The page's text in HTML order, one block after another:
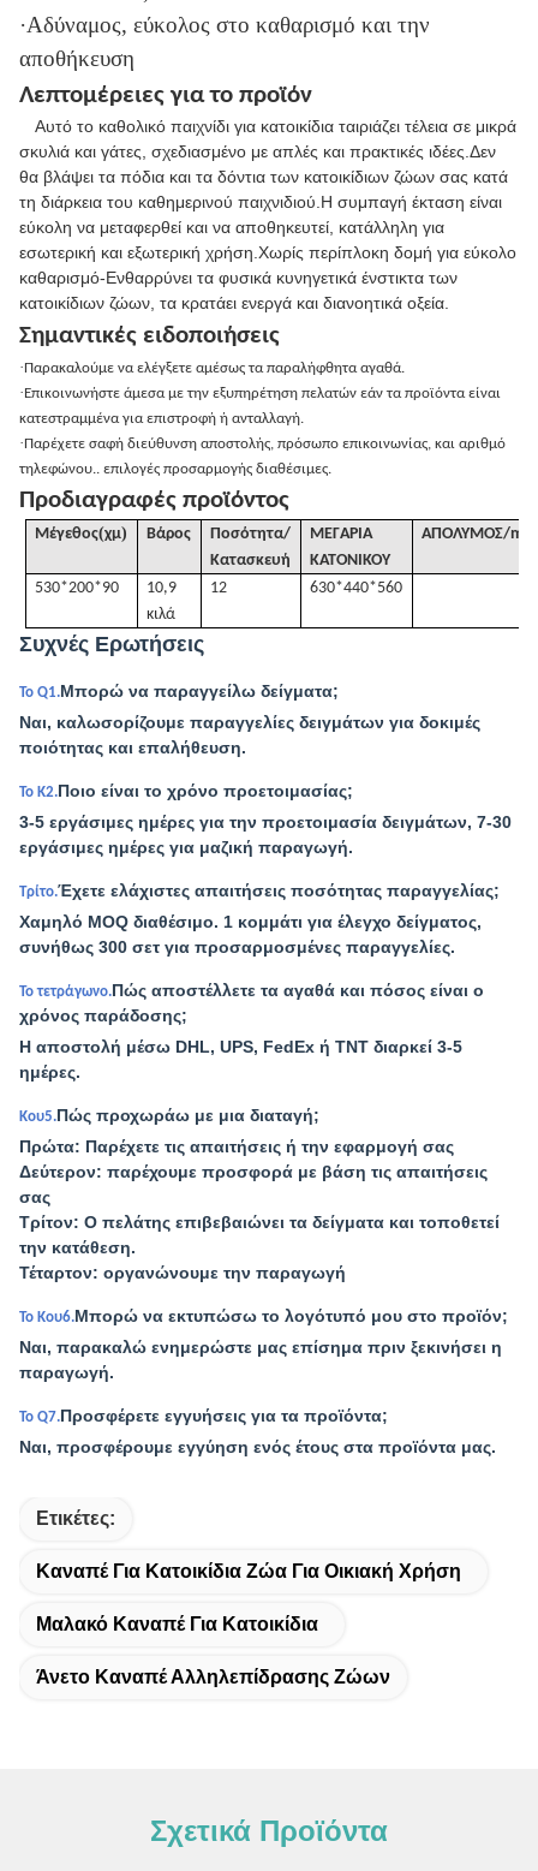
·Αδύναμος, εύκολος στο καθαρισμό και την
αποθήκευση
Λεπτομέρειες για το προϊόν
Αυτό το καθολικό παιχνίδι για κατοικίδια ταιριάζει τέλεια σε μικρά
σκυλιά και γάτες, σχεδιασμένο με απλές και πρακτικές ιδέες.Δεν
θα βλάψει τα πόδια και τα δόντια των κατοικίδιων ζώων σας κατά
τη διάρκεια του καθημερινού παιχνιδιού.Η συμπαγή έκταση είναι
εύκολη να μεταφερθεί και να αποθηκευτεί, κατάλληλη για
εσωτερική και εξωτερική χρήση.Χωρίς περίπλοκη δομή για εύκολο
καθαρισμό-Ενθαρρύνει τα φυσικά κυνηγετικά ένστικτα των
κατοικίδιων ζώων, τα κρατάει ενεργά και διανοητικά οξεία.
Σημαντικές ειδοποιήσεις
·Παρακαλούμε να ελέγξετε αμέσως τα παραλήφθητα αγαθά.
·Επικοινωνήστε άμεσα με την εξυπηρέτηση πελατών εάν τα προϊόντα είναι
κατεστραμμένα για επιστροφή ή ανταλλαγή.
·Παρέχετε σαφή διεύθυνση αποστολής, πρόσωπο επικοινωνίας, και αριθμό
τηλεφώνου.. επιλογές προσαρμογής διαθέσιμες.
Προδιαγραφές προϊόντος
Μέγεθος(χμ) Βάρος
Ποσότητα/
Κατασκευή
ΜΕΓΑΡΙΑ
ΚΑΤΟΝΙΚΟΥ
ΑΠΟΛΥΜΟΣ/m3
530*200*90
10,9
κιλά
12 630*440*560
Συχνές Ερωτήσεις
Το Q1.Μπορώ να παραγγείλω δείγματα;
Ναι, καλωσορίζουμε παραγγελίες δειγμάτων για δοκιμές
ποιότητας και επαλήθευση.
Το Κ2.Ποιο είναι το χρόνο προετοιμασίας;
3-5 εργάσιμες ημέρες για την προετοιμασία δειγμάτων, 7-30
εργάσιμες ημέρες για μαζική παραγωγή.
Τρίτο.Έχετε ελάχιστες απαιτήσεις ποσότητας παραγγελίας;
Χαμηλό MOQ διαθέσιμο. 1 κομμάτι για έλεγχο δείγματος,
συνήθως 300 σετ για προσαρμοσμένες παραγγελίες.
Το τετράγωνο.Πώς αποστέλλετε τα αγαθά και πόσος είναι ο
χρόνος παράδοσης;
Η αποστολή μέσω DHL, UPS, FedEx ή TNT διαρκεί 3-5
ημέρες.
Κου5.Πώς προχωράω με μια διαταγή;
Πρώτα: Παρέχετε τις απαιτήσεις ή την εφαρμογή σας
Δεύτερον: παρέχουμε προσφορά με βάση τις απαιτήσεις
σας
Τρίτον: Ο πελάτης επιβεβαιώνει τα δείγματα και τοποθετεί
την κατάθεση.
Τέταρτον: οργανώνουμε την παραγωγή
Το Κου6.Μπορώ να εκτυπώσω το λογότυπό μου στο προϊόν;
Ναι, παρακαλώ ενημερώστε μας επίσημα πριν ξεκινήσει η
παραγωγή.
Το Q7.Προσφέρετε εγγυήσεις για τα προϊόντα;
Ναι, προσφέρουμε εγγύηση ενός έτους στα προϊόντα μας.
Ετικέτες:
Καναπέ Για Κατοικίδια Ζώα Για Οικιακή Χρήση
Μαλακό Καναπέ Για Κατοικίδια
Άνετο Καναπέ Αλληλεπίδρασης Ζώων
Σχετικά Προϊόντα